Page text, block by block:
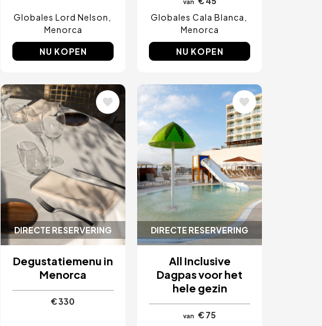
Globales Lord Nelson
Menorca
NU KOPEN
Globales Cala Blanca
Menorca
NU KOPEN
DIRECTE RESERVERING
Afbeelding
Degustatiemenu in
Menorca
€ 330
DIRECTE RESERVERING
Afbeelding
All Inclusive
Dagpas voor het
hele gezin
van
€ 75